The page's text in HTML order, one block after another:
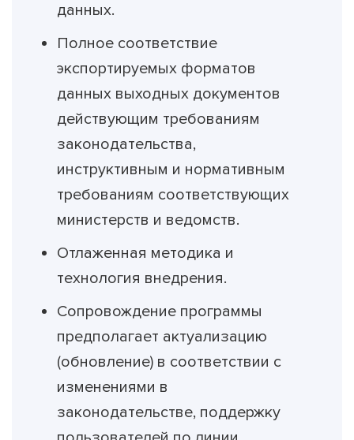
данных.
Полное соответствие
экспортируемых форматов
данных выходных документов
действующим требованиям
законодательства,
инструктивным и нормативным
требованиям соответствующих
министерств и ведомств.
Отлаженная методика и
технология внедрения.
Сопровождение программы
предполагает актуализацию
(обновление) в соответствии с
изменениями в
законодательстве, поддержку